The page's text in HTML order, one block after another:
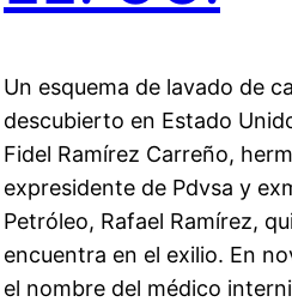
Un esquema de lavado de
descubierto en Estado
Fidel Ramírez Carreño,
expresidente de Pdvsa y
Petróleo, Rafael Ramírez,
encuentra en el exilio. En
el nombre del médico